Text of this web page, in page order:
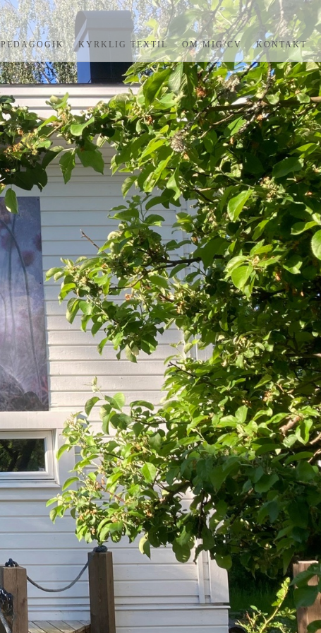
PEDAGOGIK KYRKLIG TEXTIL OM MIG/CV KONTAKT